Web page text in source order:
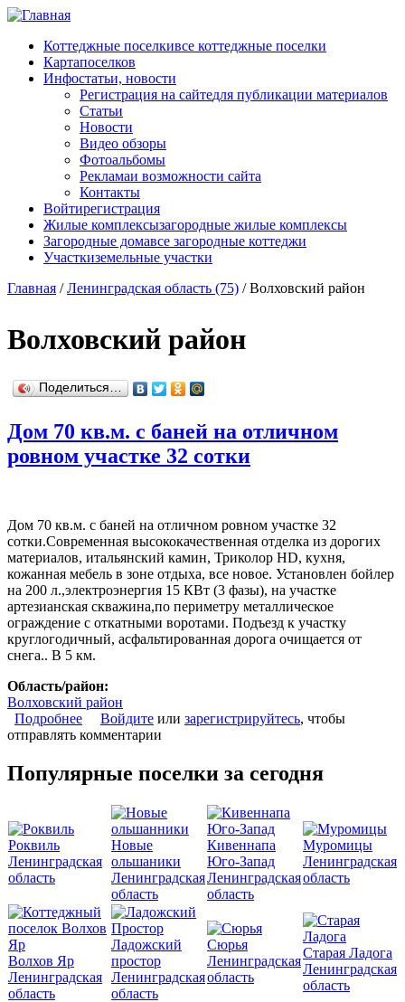
Перейти к основному содержанию
Коттеджные поселкивсе коттеджные поселки
Картапоселков
Инфостатьи, новости
Регистрация на сайтедля публикации материалов
Статьи
Новости
Видео обзоры
Фотоальбомы
Рекламаи возможности сайта
Контакты
Войтирегистрация
Жилые комплексызагородные жилые комплексы
Загородные домавсе загородные коттеджи
Участкиземельные участки
Главная / Ленинградская область (75) /Волховский район
Волховский район
Поделиться…
Дом 70 кв.м. с баней на отличном
ровном участке 32 сотки
Дом 70 кв.м. с баней на отличном ровном участке 32
сотки.Современная высококачественная отделка из дорогих
материалов, итальянский камин, Триколор HD, кухня,
кожанная мебель в зоне отдыха, все новое. Установлен бойлер
на 200 л.,электроэнергия 15 КВт (3 фазы), на участке
артезианская скважина,по периметру металлическое
ограждение с откатными воротами. Подъезд к участку
круглогодичный, асфальтированная дорога очищается от
снега.. В 5 км.
Область/район:
Волховский район
Подробнее о Дом 70 кв.м. с баней на отличном ровном участке
32 сотки
Войдите или зарегистрируйтесь, чтобы
отправлять комментарии
Популярные поселки за сегодня
Роквиль
Ленинградская
область
Новые
ольшаники
Ленинградская
область
Кивеннапа
Юго-Запад
Ленинградская
область
Муромицы
Ленинградская
область
Волхов Яр
Ленинградская
область
Ладожский
простор
Ленинградская
область
Сюрья
Ленинградская
область
Старая Ладога
Ленинградская
область